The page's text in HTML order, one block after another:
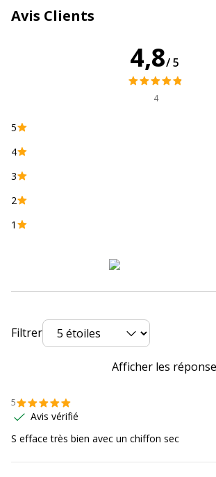
Sans PVC
Matériau du produit
Code barre maitre
Caractéristiques environnementales
Caractéristiques environnementales
Avis Clients
4,8/5
4
5
4
3
2
1
Filtrer
Afficher les
5
Avis vérifié
S efface très bien avec un chiffon sec